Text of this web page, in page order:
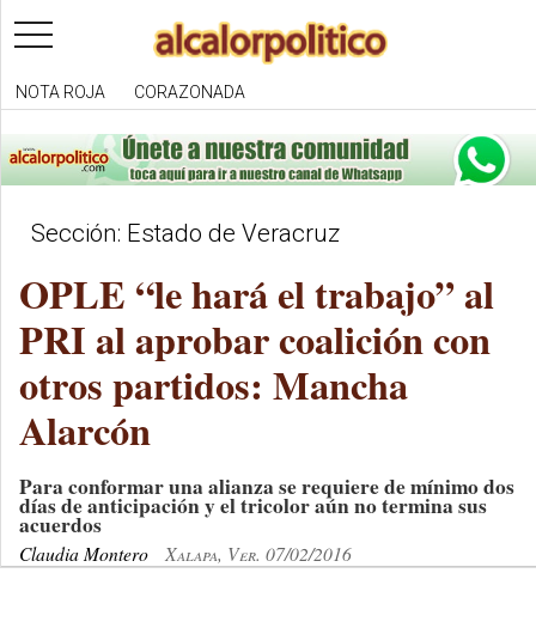
toggle
navigation
NOTA ROJA CORAZONADA
Sección: Estado de Veracruz
OPLE “le hará el trabajo” al
PRI al aprobar coalición con
otros partidos: Mancha
Alarcón
Para conformar una alianza se requiere de mínimo dos
días de anticipación y el tricolor aún no termina sus
acuerdos
Claudia Montero Xalapa, Ver. 07/02/2016